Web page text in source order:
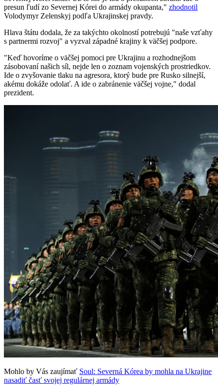
presun ľudí zo Severnej Kórei do armády okupanta," zhodnotil
Volodymyr Zelenskyj podľa Ukrajinskej pravdy.
Hlava štátu dodala, že za takýchto okolností potrebujú "naše vzťahy
s partnermi rozvoj" a vyzval západné krajiny k väčšej podpore.
"Keď hovoríme o väčšej pomoci pre Ukrajinu a rozhodnejšom
zásobovaní našich síl, nejde len o zoznam vojenských prostriedkov.
Ide o zvyšovanie tlaku na agresora, ktorý bude pre Rusko silnejší,
akému dokáže odolať. A ide o zabránenie väčšej vojne," dodal
prezident.
Mohlo by Vás zaujímať Soul: Severná Kórea by mohla na Ukrajine
nasadiť časť svojej regulárnej armády